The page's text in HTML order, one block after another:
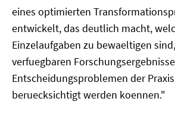
eines optimierten
entwickelt, das deutlich macht,
Einzelaufgaben zu bewaeltigen
verfuegbaren
Entscheidungsproblemen der
beruecksichtigt werden koennen."